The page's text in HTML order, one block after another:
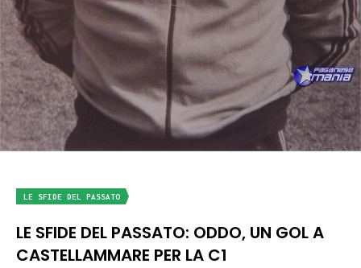
LE SFIDE DEL PASSATO
LE SFIDE DEL PASSATO: ODDO, UN GOL A
CASTELLAMMARE PER LA C1